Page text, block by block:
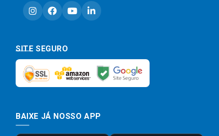
SITE SEGURO
BAIXE JÁ NOSSO APP